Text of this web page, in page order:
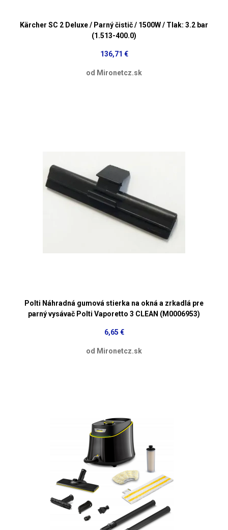
Kärcher SC 2 Deluxe / Parný čistič / 1500W / Tlak: 3.2 bar
(1.513-400.0)
136,71 €
od Mironetcz.sk
Polti Náhradná gumová stierka na okná a zrkadlá pre
parný vysávač Polti Vaporetto 3 CLEAN (M0006953)
6,65 €
od Mironetcz.sk